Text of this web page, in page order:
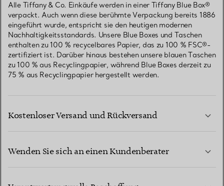
Alle Tiffany & Co. Einkäufe werden in einer Tiffany Blue Box®
verpackt. Auch wenn diese berühmte Verpackung bereits 1886
eingeführt wurde, entspricht sie den heutigen modernen
Nachhaltigkeitsstandards. Unsere Blue Boxes und Taschen
enthalten zu 100 % recycelbares Papier, das zu 100 % FSC®-
zertifiziert ist. Darüber hinaus bestehen unsere blauen Taschen
zu 100 % aus Recyclingpapier, während Blue Boxes derzeit zu
75 % aus Recyclingpapier hergestellt werden.
Kostenloser Versand und Rückversand
Wenden Sie sich an einen Kundenberater